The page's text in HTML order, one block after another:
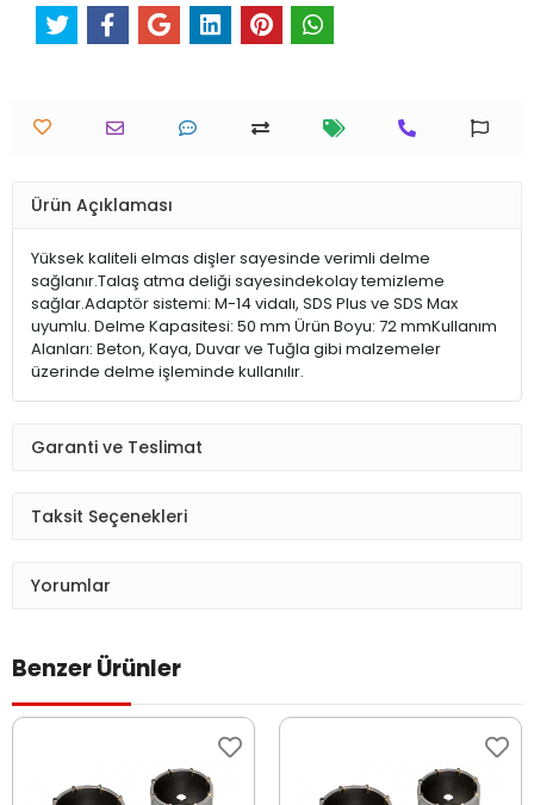
Ürün Açıklaması
Yüksek kaliteli elmas dişler sayesinde verimli delme
sağlanır.Talaş atma deliği sayesindekolay temizleme
sağlar.Adaptör sistemi: M-14 vidalı, SDS Plus ve SDS Max
uyumlu. Delme Kapasitesi: 50 mm Ürün Boyu: 72 mmKullanım
Alanları: Beton, Kaya, Duvar ve Tuğla gibi malzemeler
üzerinde delme işleminde kullanılır.
Garanti ve Teslimat
Taksit Seçenekleri
Yorumlar
Benzer Ürünler